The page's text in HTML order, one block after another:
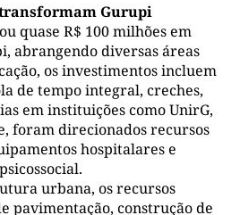
Gurupi
quase R$ 100 milhões em
abrangendo diversas áreas
os investimentos incluem
de tempo integral, creches,
em instituições como UnirG,
foram direcionados recursos
hospitalares e
urbana, os recursos
pavimentação, construção de